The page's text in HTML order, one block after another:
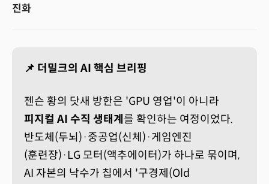
진화
📌 더밀크의 AI 핵심 브리핑
젠슨 황의 닷새 방한은 'GPU 영업'이 아니라
피지컬 AI 수직 생태계 를 확인하는 여정이었다.
반도체(두뇌)·중공업(신체)·게임엔진
(훈련장)·LG 모터(액추에이터)가 하나로 묶이며,
AI 자본의 낙수가 칩에서 '구경제(Old